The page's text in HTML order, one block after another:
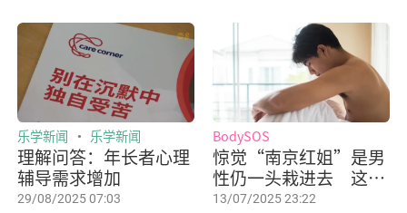
理解问答：年长者心理
辅导需求增加
乐学新闻 乐学新闻
29/08/2025 07:03
惊觉“南京红姐”是男
性仍一头栽进去 这
1000多个男人心理出
BodySOS
13/07/2025 23:22